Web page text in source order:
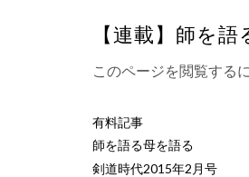
【連載】師を
このページを閲覧する
有料記事
師を語る母を語る
剣道時代2015年2月号